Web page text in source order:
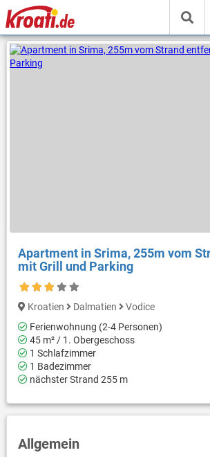
Apartment in Srima, 255m vom
mit Grill und Parking
Kroatien Dalmatien
Vodice
Ferienwohnung (2-4 Personen)
45 m² / 1. Obergeschoss
1 Schlafzimmer
1 Badezimmer
nächster Strand 255 m
Allgemein